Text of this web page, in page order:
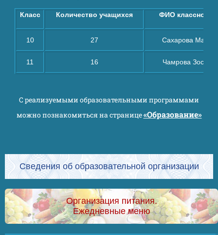
Класс Количество учащихся ФИО классного
10 27 Сахарова Мария
11 16 Чамрова Зося
С реализуемыми образовательными программами
можно познакомиться на странице«Образование»
Сведения об образовательной организации
Организация питания.
Ежедневные меню